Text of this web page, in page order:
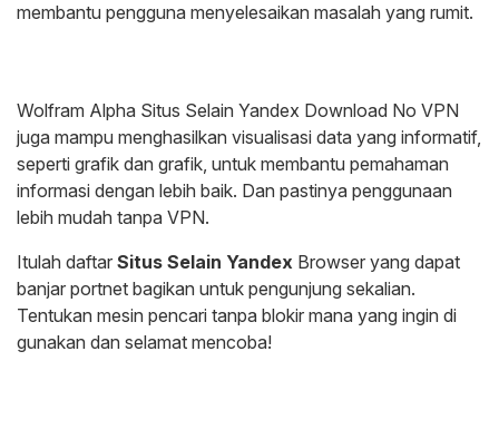
membantu pengguna menyelesaikan masalah yang rumit.
Wolfram Alpha Situs Selain Yandex Download No VPN
juga mampu menghasilkan visualisasi data yang informatif,
seperti grafik dan grafik, untuk membantu pemahaman
informasi dengan lebih baik. Dan pastinya penggunaan
lebih mudah tanpa VPN.
Itulah daftar Situs Selain Yandex Browser yang dapat
banjar portnet bagikan untuk pengunjung sekalian.
Tentukan mesin pencari tanpa blokir mana yang ingin di
gunakan dan selamat mencoba!